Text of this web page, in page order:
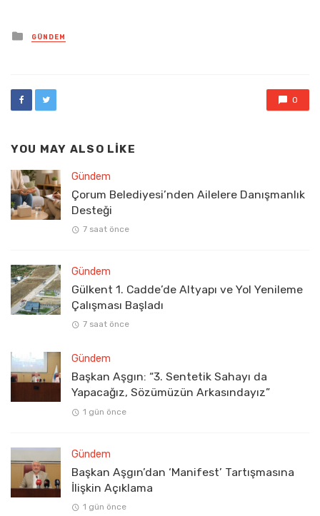
Posted
in
GÜNDEM
0
YOU MAY ALSO LIKE
Gündem
Çorum Belediyesi’nden Ailelere Danışmanlık
Desteği
7 saat önce
Gündem
Gülkent 1. Cadde’de Altyapı ve Yol Yenileme
Çalışması Başladı
7 saat önce
Gündem
Başkan Aşgın: “3. Sentetik Sahayı da
Yapacağız, Sözümüzün Arkasındayız”
1 gün önce
Gündem
Başkan Aşgın’dan ‘Manifest’ Tartışmasına
İlişkin Açıklama
1 gün önce